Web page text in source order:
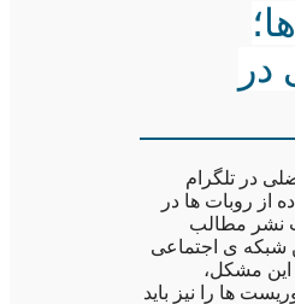
در تلگرام
از روبات ها در
نشر مطالب
شبکه ی اجتماعی
مشکل،
ها را نیز باید